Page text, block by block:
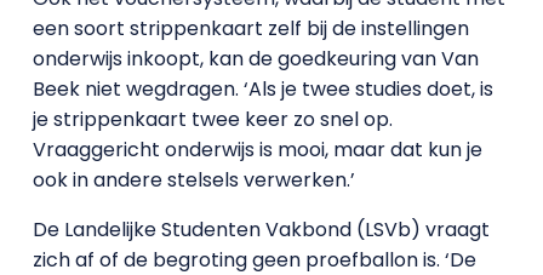
een soort strippenkaart zelf bij de instellingen
onderwijs inkoopt, kan de goedkeuring van Van
Beek niet wegdragen. ‘Als je twee studies doet, is
je strippenkaart twee keer zo snel op.
Vraaggericht onderwijs is mooi, maar dat kun je
ook in andere stelsels verwerken.’
De Landelijke Studenten Vakbond (LSVb) vraagt
zich af of de begroting geen proefballon is. ‘De